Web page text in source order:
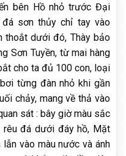
bên Hồ nhỏ trước Đại
sơn thủy chỉ tay vào
thoắt dưới đó, Thày bảo
Sơn Tuyền, từ mai hàng
cho ta đủ 100 con, loại
từng đàn nhỏ khi gần
chảy, mang về thả vào
sát : bây giờ màu sắc
rêu đá dưới đáy hồ, Mặt
vào màu nước và ánh